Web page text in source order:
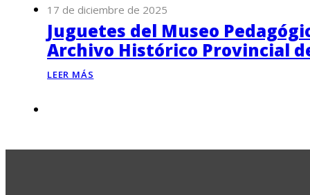
17 de diciembre de 2025
Juguetes del Museo
Archivo Histórico Provincial
LEER MÁS